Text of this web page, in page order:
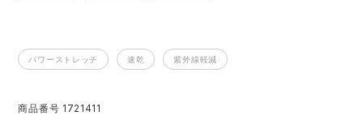
鞄・バッグ
つなぎ
TSDESIGN ランキング
コーコス ランキング
ムービンカット グラディエーター
ニオイクリア
パワーストレッチ 速乾 紫外線軽減
商品番号 1721411